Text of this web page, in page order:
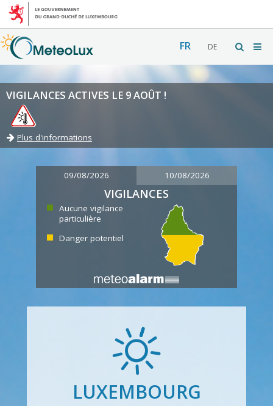
FR DE
VIGILANCES ACTIVES LE 9 AOÛT !
Plus d'informations
09/08/2026 10/08/2026
VIGILANCES
Aucune vigilance
particulière
Danger potentiel
LUXEMBOURG